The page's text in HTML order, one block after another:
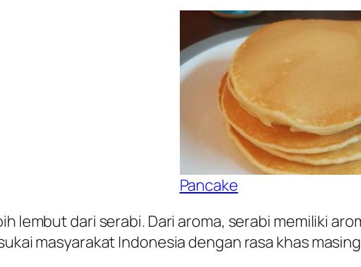
Pancake
lembut dari serabi. Dari aroma, serabi memiliki
masyarakat Indonesia dengan rasa khas